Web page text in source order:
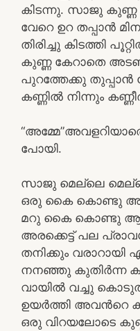
കിടന്നു. സാജു കുണ്ണ
വേറെ ഉറ തപ്പാൻ
തിരിച്ചു കിടത്തി
കുണ്ണ കേറാതെ
പുറത്തേക്കു തുപ്പാൻ
കണ്ണിൽ നിന്നും
പോയി.
സാജു മെല്ലെ
ഒരു കൈ കൊണ്ടു
മറു കൈ കൊണ്ടു
അരക്കെട്ട് പല
തനിക്കും
നനഞ്ഞു കുതിർന്ന
വായിൽ വച്ചു
ഉയർത്തി അവൻറെ
ഒരു വിറയലോടെ